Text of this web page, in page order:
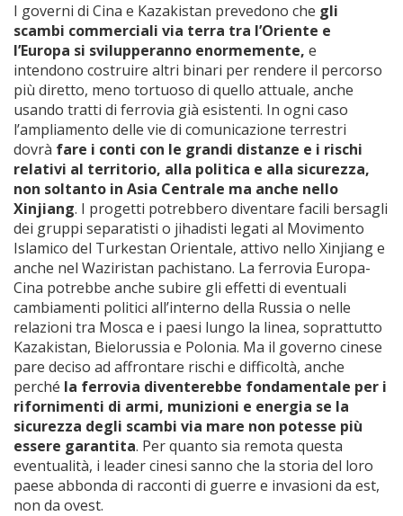
I governi di Cina e Kazakistan prevedono che gli
scambi commerciali via terra tra l’Oriente e
l’Europa si svilupperanno enormemente, e
intendono costruire altri binari per rendere il percorso
più diretto, meno tortuoso di quello attuale, anche
usando tratti di ferrovia già esistenti. In ogni caso
l’ampliamento delle vie di comunicazione terrestri
dovrà fare i conti con le grandi distanze e i rischi
relativi al territorio, alla politica e alla sicurezza,
non soltanto in Asia Centrale ma anche nello
Xinjiang. I progetti potrebbero diventare facili bersagli
dei gruppi separatisti o jihadisti legati al Movimento
Islamico del Turkestan Orientale, attivo nello Xinjiang e
anche nel Waziristan pachistano. La ferrovia Europa-
Cina potrebbe anche subire gli effetti di eventuali
cambiamenti politici all’interno della Russia o nelle
relazioni tra Mosca e i paesi lungo la linea, soprattutto
Kazakistan, Bielorussia e Polonia. Ma il governo cinese
pare deciso ad affrontare rischi e difficoltà, anche
perché la ferrovia diventerebbe fondamentale per i
rifornimenti di armi, munizioni e energia se la
sicurezza degli scambi via mare non potesse più
essere garantita. Per quanto sia remota questa
eventualità, i leader cinesi sanno che la storia del loro
paese abbonda di racconti di guerre e invasioni da est,
non da ovest.